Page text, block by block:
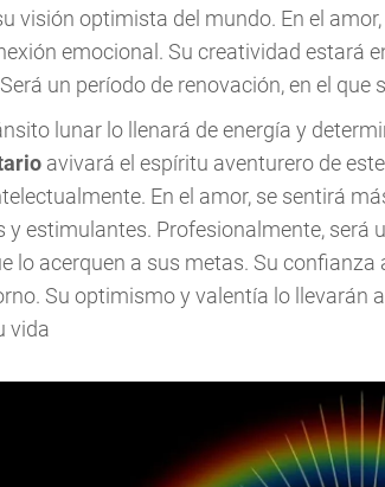
visión optimista del mundo. En el
emocional. Su creatividad estará
un período de renovación, en el
lunar lo llenará de energía y
avivará el espíritu aventurero de este
En el amor, se sentirá
y estimulantes. Profesionalmente, será
lo acerquen a sus metas. Su
Su optimismo y valentía lo llevarán
vida